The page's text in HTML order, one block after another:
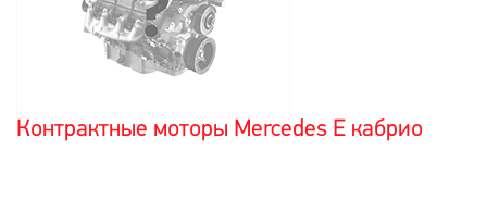
Контрактные моторы Mercedes E кабрио